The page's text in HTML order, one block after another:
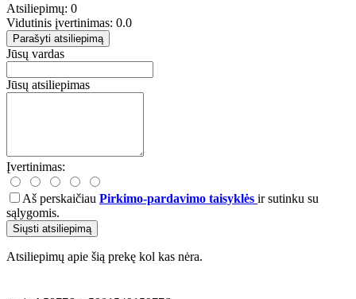
Atsiliepimų: 0
Vidutinis įvertinimas: 0.0
Parašyti atsiliepimą
Jūsų vardas
Jūsų atsiliepimas
Įvertinimas:
Aš perskaičiau Pirkimo-pardavimo taisyklės ir sutinku su
sąlygomis.
Siųsti atsiliepimą
Atsiliepimų apie šią prekę kol kas nėra.